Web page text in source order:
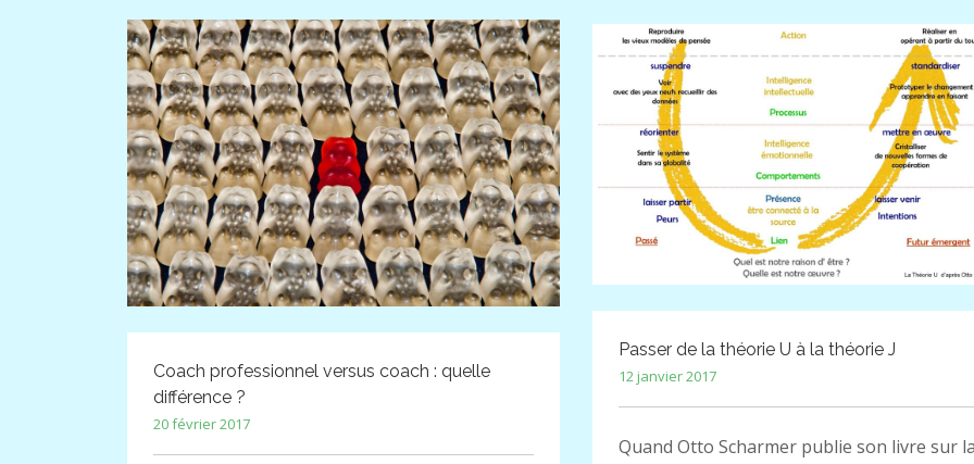
Coach professionnel versus coach : quelle
différence ?
20 février 2017
Passer de la théorie U à la théorie J
12 janvier 2017
Quand Otto Scharmer publie son livre sur